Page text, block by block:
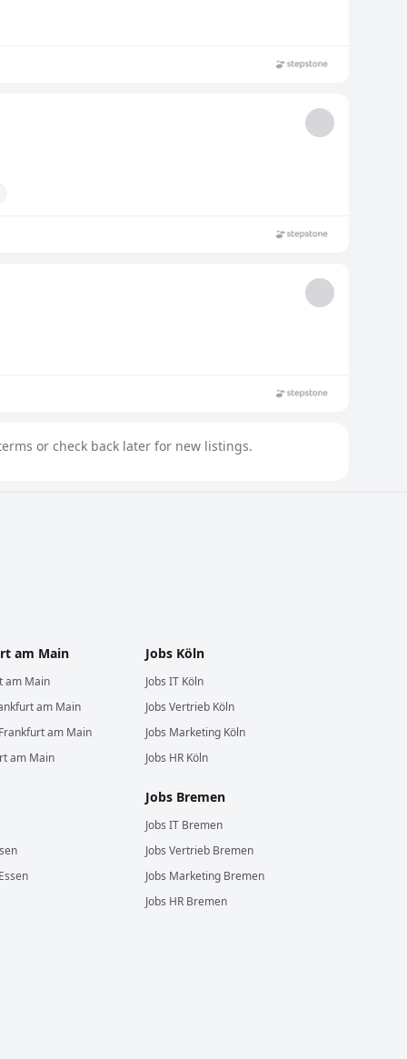
or check back later for new listings.
am Main
am Main
am Main
am Main
am Main
Jobs Köln
Jobs IT Köln
Jobs Vertrieb Köln
Jobs Marketing Köln
Jobs HR Köln
Jobs Bremen
Jobs IT Bremen
Jobs Vertrieb Bremen
Jobs Marketing Bremen
Jobs HR Bremen